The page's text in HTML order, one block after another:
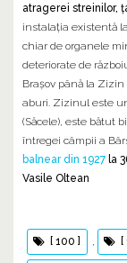
atragerei streinilor,
instalația existentă
chiar de organele
deteriorate de
Brașov până la
aburi. Zizinul este
(Săcele), este bătut
întregei câmpii a
balnear din 1927 la
Vasile Oltean
[ 100 ] ,